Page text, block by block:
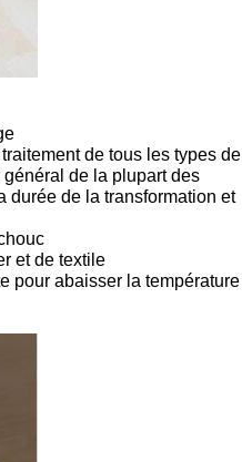
de tous les types de
de la plupart des
durée de la transformation et
et de textile
pour abaisser la température